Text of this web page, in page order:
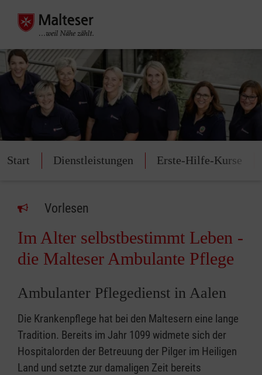
Start Dienstleistungen Erste-Hilfe-Kurse
Vorlesen
Im Alter selbstbestimmt Leben -
die Malteser Ambulante Pflege
Ambulanter Pflegedienst in Aalen
Die Krankenpflege hat bei den Maltesern eine lange
Tradition. Bereits im Jahr 1099 widmete sich der
Hospitalorden der Betreuung der Pilger im Heiligen
Land und setzte zur damaligen Zeit bereits